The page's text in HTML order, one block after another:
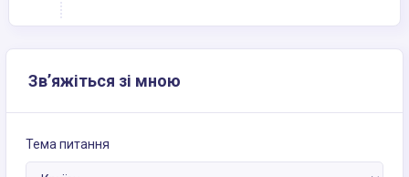
Зв’яжіться зі мною
Тема питання